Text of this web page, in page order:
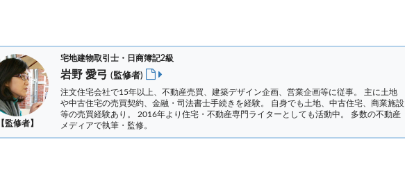
【監修者】
宅地建物取引士・日商簿記2級
岩野 愛弓(監修者)
注文住宅会社で15年以上、不動産売買、建築デザイン企画、営業企画等に従事。 主に土地
や中古住宅の売買契約、金融・司法書士手続きを経験。 自身でも土地、中古住宅、商業施設
等の売買経験あり。 2016年より住宅・不動産専門ライターとしても活動中。 多数の不動産
メディアで執筆・監修。